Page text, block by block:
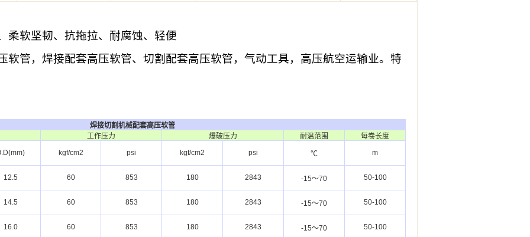
柔软坚韧、抗拖拉、耐腐蚀、轻便
软管，焊接配套高压软管、切割配套高压软管，气动工具，高压航空运输业。特
焊接切割机械配套高压软管
工作压力
爆破压力 耐温范围
每卷长度
kgf/cm2 psi kgf/cm2 psi ℃ m
12.5 60 853 180 2843 -15～70 50-100
14.5 60 853 180 2843 -15～70 50-100
16.0 60 853 180 2843 -15～70 50-100